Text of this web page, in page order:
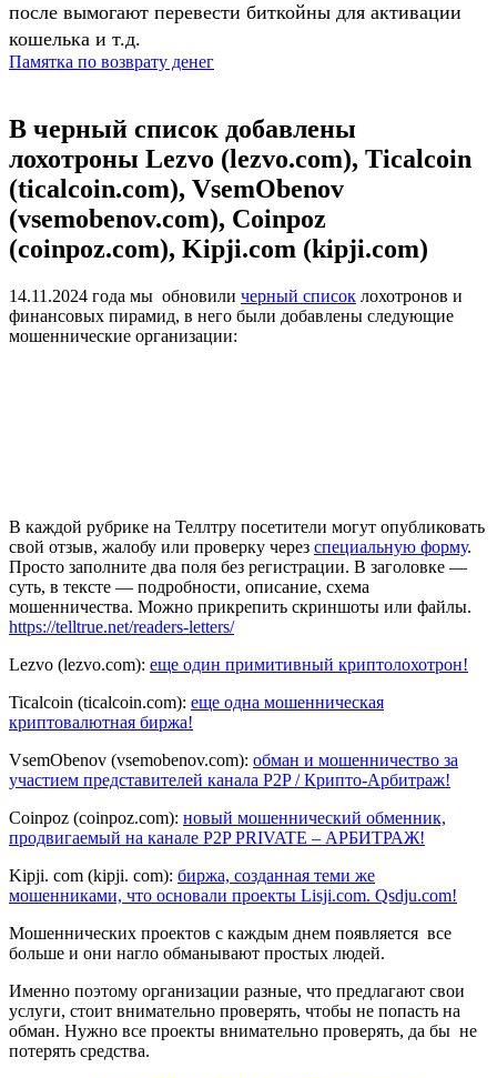
после вымогают перевести биткойны для активации
кошелька и т.д.
Памятка по возврату денег
В черный список добавлены
лохотроны Lezvo (lezvo.com), Ticalcoin
(ticalcoin.com), VsemObenov
(vsemobenov.com), Coinpoz
(coinpoz.com), Kipji.com (kipji.com)
14.11.2024 года мы обновили черный список лохотронов и
финансовых пирамид, в него были добавлены следующие
мошеннические организации:
В каждой рубрике на Теллтру посетители могут опубликовать
свой отзыв, жалобу или проверку через специальную форму.
Просто заполните два поля без регистрации. В заголовке —
суть, в тексте — подробности, описание, схема
мошенничества. Можно прикрепить скриншоты или файлы.
https://telltrue.net/readers-letters/
Lezvo (lezvo.com): еще один примитивный криптолохотрон!
Ticalcoin (ticalcoin.com): еще одна мошенническая
криптовалютная биржа!
VsemObenov (vsemobenov.com): обман и мошенничество за
участием представителей канала P2P / Крипто-Арбитраж!
Coinpoz (coinpoz.com): новый мошеннический обменник,
продвигаемый на канале P2P PRIVATE – АРБИТРАЖ!
Kipji. com (kipji. com): биржа, созданная теми же
мошенниками, что основали проекты Lisji.com. Qsdju.com!
Мошеннических проектов с каждым днем появляется все
больше и они нагло обманывают простых людей.
Именно поэтому организации разные, что предлагают свои
услуги, стоит внимательно проверять, чтобы не попасть на
обман. Нужно все проекты внимательно проверять, да бы не
потерять средства.